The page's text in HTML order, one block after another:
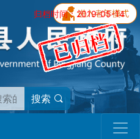
归档时间：2019-05-14
搜索